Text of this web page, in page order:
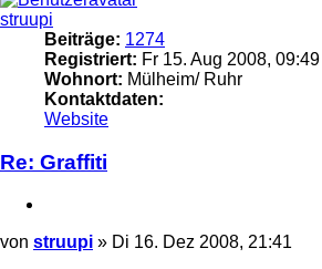
struupi
Beiträge: 1274
Registriert: Fr 15. Aug 2008, 09:49
Wohnort: Mülheim/ Ruhr
Kontaktdaten:
Kontaktdaten
struupi
Website
Re: Graffiti
Beitrag
von struupi » Di 16. Dez 2008, 21:41